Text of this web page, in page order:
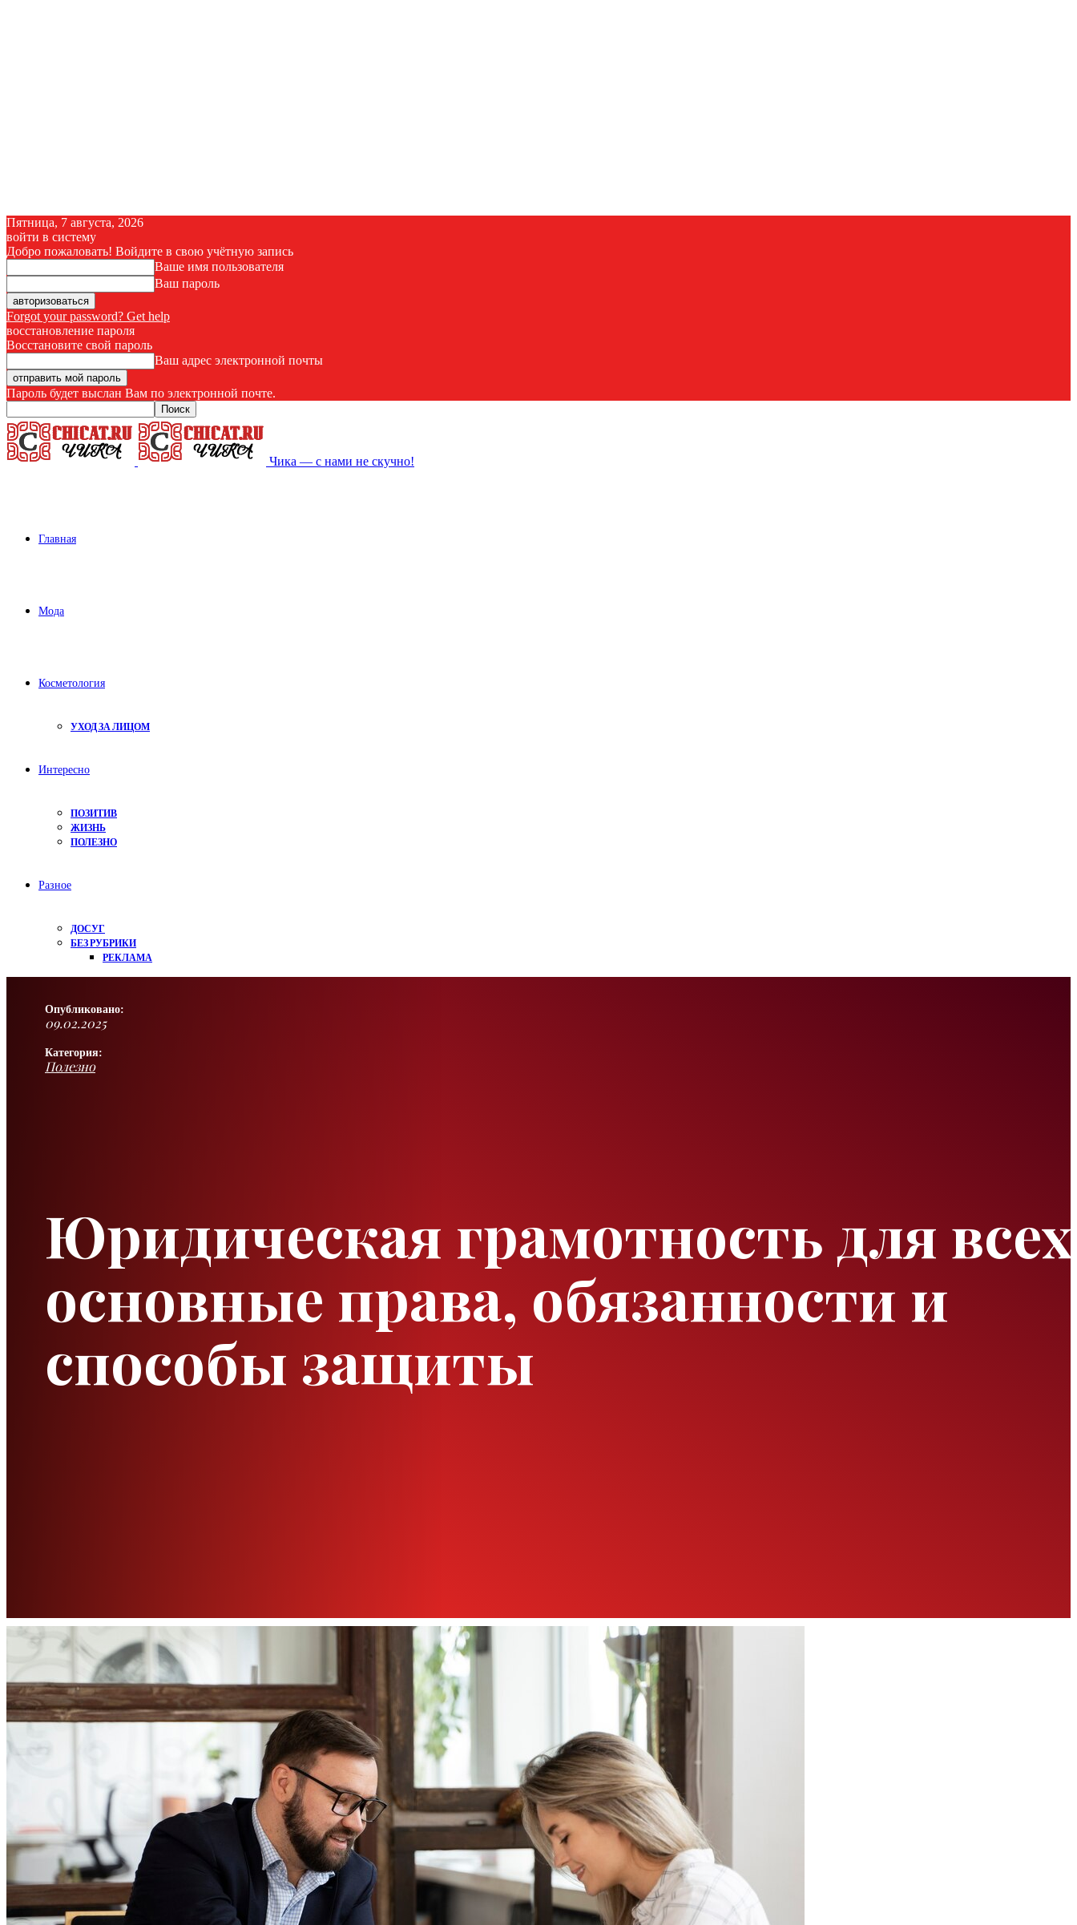
Пятница, 7 августа, 2026
войти в систему
Добро пожаловать! Войдите в свою учётную запись
Ваше имя пользователя
Ваш пароль
Forgot your password? Get help
восстановление пароля
Восстановите свой пароль
Ваш адрес электронной почты
Пароль будет выслан Вам по электронной почте.
Чика — с нами не скучно!
Главная
Мода
Косметология
УХОД ЗА ЛИЦОМ
Интересно
ПОЗИТИВ
ЖИЗНЬ
ПОЛЕЗНО
Разное
ДОСУГ
БЕЗ РУБРИКИ
РЕКЛАМА
Юридическая грамотность для
основные права, обязанности и
способы защиты
Опубликовано:
09.02.2025
Категория:
Полезно